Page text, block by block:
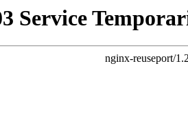
Service
nginx-reuseport/